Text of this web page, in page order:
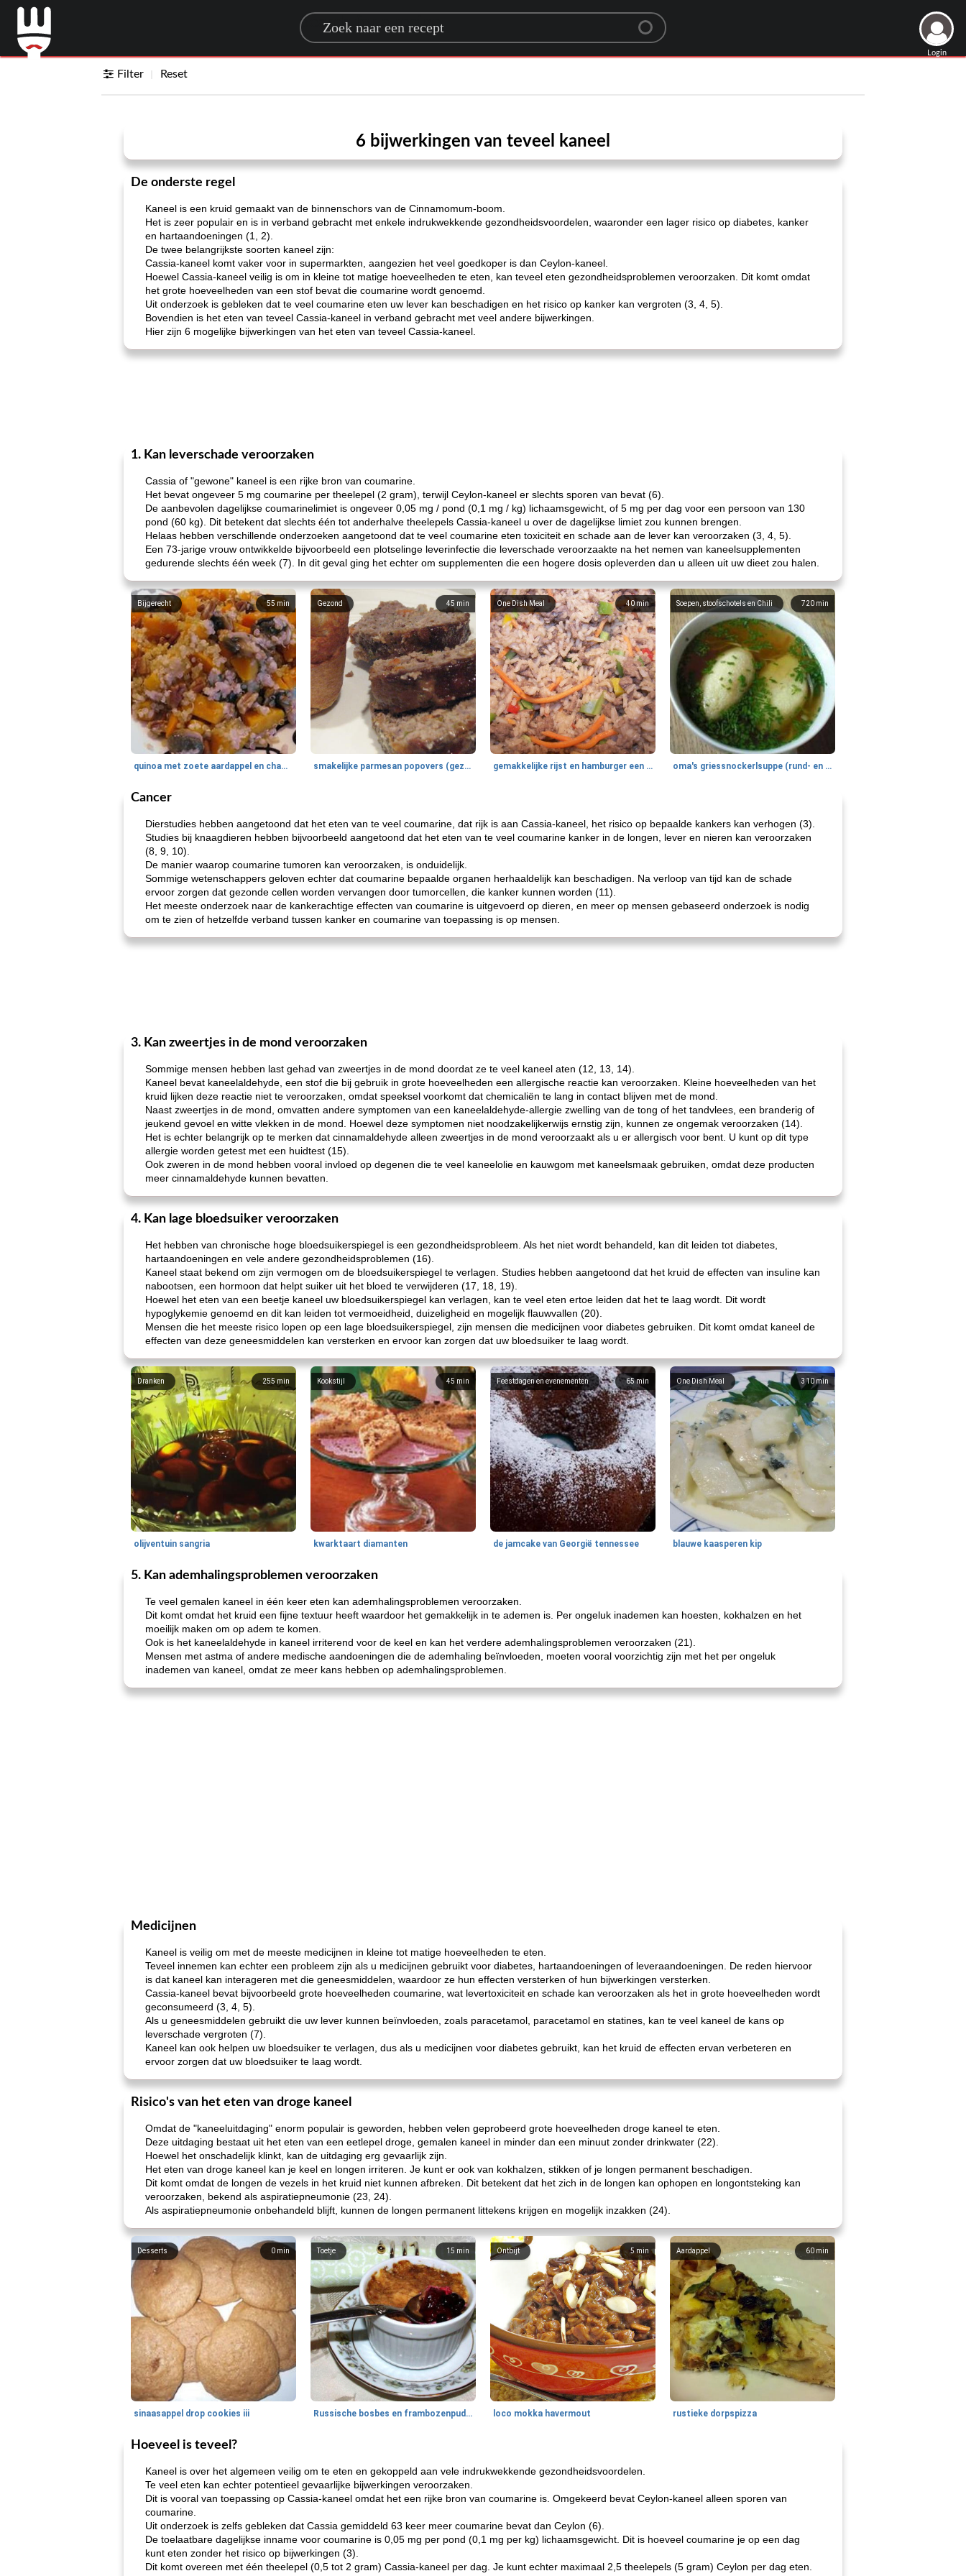
Search for a recipe
Login
Filter Reset
6 bijwerkingen van teveel kaneel
De onderste regel
Kaneel is een kruid gemaakt van de binnenschors van de Cinnamomum-boom.
Het is zeer populair en is in verband gebracht met enkele indrukwekkende gezondheidsvoordelen, waaronder een lager risico op diabetes, kanker
en hartaandoeningen (1, 2).
De twee belangrijkste soorten kaneel zijn:
Cassia-kaneel komt vaker voor in supermarkten, aangezien het veel goedkoper is dan Ceylon-kaneel.
Hoewel Cassia-kaneel veilig is om in kleine tot matige hoeveelheden te eten, kan teveel eten gezondheidsproblemen veroorzaken. Dit komt omdat
het grote hoeveelheden van een stof bevat die coumarine wordt genoemd.
Uit onderzoek is gebleken dat te veel coumarine eten uw lever kan beschadigen en het risico op kanker kan vergroten (3, 4, 5).
Bovendien is het eten van teveel Cassia-kaneel in verband gebracht met veel andere bijwerkingen.
Hier zijn 6 mogelijke bijwerkingen van het eten van teveel Cassia-kaneel.
1. Kan leverschade veroorzaken
Cassia of "gewone" kaneel is een rijke bron van coumarine.
Het bevat ongeveer 5 mg coumarine per theelepel (2 gram), terwijl Ceylon-kaneel er slechts sporen van bevat (6).
De aanbevolen dagelijkse coumarinelimiet is ongeveer 0,05 mg / pond (0,1 mg / kg) lichaamsgewicht, of 5 mg per dag voor een persoon van 130
pond (60 kg). Dit betekent dat slechts één tot anderhalve theelepels Cassia-kaneel u over de dagelijkse limiet zou kunnen brengen.
Helaas hebben verschillende onderzoeken aangetoond dat te veel coumarine eten toxiciteit en schade aan de lever kan veroorzaken (3, 4, 5).
Een 73-jarige vrouw ontwikkelde bijvoorbeeld een plotselinge leverinfectie die leverschade veroorzaakte na het nemen van kaneelsupplementen
gedurende slechts één week (7). In dit geval ging het echter om supplementen die een hogere dosis opleverden dan u alleen uit uw dieet zou halen.
55 min
Bijgerecht
quinoa met zoete aardappel en champignons
45 min
Gezond
smakelijke parmesan popovers (gezonder!)
40min
One Dish Meal
gemakkelijke rijst en hamburger een gerecht diner
720 min
Soepen, stoofschotels en Chili
oma's griessnockerlsuppe (rund- en griesmeelknoedelsoep)
Cancer
Dierstudies hebben aangetoond dat het eten van te veel coumarine, dat rijk is aan Cassia-kaneel, het risico op bepaalde kankers kan verhogen (3).
Studies bij knaagdieren hebben bijvoorbeeld aangetoond dat het eten van te veel coumarine kanker in de longen, lever en nieren kan veroorzaken
(8, 9, 10).
De manier waarop coumarine tumoren kan veroorzaken, is onduidelijk.
Sommige wetenschappers geloven echter dat coumarine bepaalde organen herhaaldelijk kan beschadigen. Na verloop van tijd kan de schade
ervoor zorgen dat gezonde cellen worden vervangen door tumorcellen, die kanker kunnen worden (11).
Het meeste onderzoek naar de kankerachtige effecten van coumarine is uitgevoerd op dieren, en meer op mensen gebaseerd onderzoek is nodig
om te zien of hetzelfde verband tussen kanker en coumarine van toepassing is op mensen.
3. Kan zweertjes in de mond veroorzaken
Sommige mensen hebben last gehad van zweertjes in de mond doordat ze te veel kaneel aten (12, 13, 14).
Kaneel bevat kaneelaldehyde, een stof die bij gebruik in grote hoeveelheden een allergische reactie kan veroorzaken. Kleine hoeveelheden van het
kruid lijken deze reactie niet te veroorzaken, omdat speeksel voorkomt dat chemicaliën te lang in contact blijven met de mond.
Naast zweertjes in de mond, omvatten andere symptomen van een kaneelaldehyde-allergie zwelling van de tong of het tandvlees, een branderig of
jeukend gevoel en witte vlekken in de mond. Hoewel deze symptomen niet noodzakelijkerwijs ernstig zijn, kunnen ze ongemak veroorzaken (14).
Het is echter belangrijk op te merken dat cinnamaldehyde alleen zweertjes in de mond veroorzaakt als u er allergisch voor bent. U kunt op dit type
allergie worden getest met een huidtest (15).
Ook zweren in de mond hebben vooral invloed op degenen die te veel kaneelolie en kauwgom met kaneelsmaak gebruiken, omdat deze producten
meer cinnamaldehyde kunnen bevatten.
4. Kan lage bloedsuiker veroorzaken
Het hebben van chronische hoge bloedsuikerspiegel is een gezondheidsprobleem. Als het niet wordt behandeld, kan dit leiden tot diabetes,
hartaandoeningen en vele andere gezondheidsproblemen (16).
Kaneel staat bekend om zijn vermogen om de bloedsuikerspiegel te verlagen. Studies hebben aangetoond dat het kruid de effecten van insuline kan
nabootsen, een hormoon dat helpt suiker uit het bloed te verwijderen (17, 18, 19).
Hoewel het eten van een beetje kaneel uw bloedsuikerspiegel kan verlagen, kan te veel eten ertoe leiden dat het te laag wordt. Dit wordt
hypoglykemie genoemd en dit kan leiden tot vermoeidheid, duizeligheid en mogelijk flauwvallen (20).
Mensen die het meeste risico lopen op een lage bloedsuikerspiegel, zijn mensen die medicijnen voor diabetes gebruiken. Dit komt omdat kaneel de
effecten van deze geneesmiddelen kan versterken en ervoor kan zorgen dat uw bloedsuiker te laag wordt.
255 min
Dranken
olijventuin sangria
45 min
Kookstijl
kwarktaart diamanten
65min
Feestdagen en evenementen
de jamcake van Georgië tennessee
310 min
One Dish Meal
blauwe kaasperen kip
5. Kan ademhalingsproblemen veroorzaken
Te veel gemalen kaneel in één keer eten kan ademhalingsproblemen veroorzaken.
Dit komt omdat het kruid een fijne textuur heeft waardoor het gemakkelijk in te ademen is. Per ongeluk inademen kan hoesten, kokhalzen en het
moeilijk maken om op adem te komen.
Ook is het kaneelaldehyde in kaneel irriterend voor de keel en kan het verdere ademhalingsproblemen veroorzaken (21).
Mensen met astma of andere medische aandoeningen die de ademhaling beïnvloeden, moeten vooral voorzichtig zijn met het per ongeluk
inademen van kaneel, omdat ze meer kans hebben op ademhalingsproblemen.
Medicijnen
Kaneel is veilig om met de meeste medicijnen in kleine tot matige hoeveelheden te eten.
Teveel innemen kan echter een probleem zijn als u medicijnen gebruikt voor diabetes, hartaandoeningen of leveraandoeningen. De reden hiervoor
is dat kaneel kan interageren met die geneesmiddelen, waardoor ze hun effecten versterken of hun bijwerkingen versterken.
Cassia-kaneel bevat bijvoorbeeld grote hoeveelheden coumarine, wat levertoxiciteit en schade kan veroorzaken als het in grote hoeveelheden wordt
geconsumeerd (3, 4, 5).
Als u geneesmiddelen gebruikt die uw lever kunnen beïnvloeden, zoals paracetamol, paracetamol en statines, kan te veel kaneel de kans op
leverschade vergroten (7).
Kaneel kan ook helpen uw bloedsuiker te verlagen, dus als u medicijnen voor diabetes gebruikt, kan het kruid de effecten ervan verbeteren en
ervoor zorgen dat uw bloedsuiker te laag wordt.
Risico's van het eten van droge kaneel
Omdat de "kaneeluitdaging" enorm populair is geworden, hebben velen geprobeerd grote hoeveelheden droge kaneel te eten.
Deze uitdaging bestaat uit het eten van een eetlepel droge, gemalen kaneel in minder dan een minuut zonder drinkwater (22).
Hoewel het onschadelijk klinkt, kan de uitdaging erg gevaarlijk zijn.
Het eten van droge kaneel kan je keel en longen irriteren. Je kunt er ook van kokhalzen, stikken of je longen permanent beschadigen.
Dit komt omdat de longen de vezels in het kruid niet kunnen afbreken. Dit betekent dat het zich in de longen kan ophopen en longontsteking kan
veroorzaken, bekend als aspiratiepneumonie (23, 24).
Als aspiratiepneumonie onbehandeld blijft, kunnen de longen permanent littekens krijgen en mogelijk inzakken (24).
0 min
Desserts
sinaasappel drop cookies iii
15 min
Toetje
Russische bosbes en frambozenpudding
5min
Ontbijt
loco mokka havermout
60 min
Aardappel
rustieke dorpspizza
Hoeveel is teveel?
Kaneel is over het algemeen veilig om te eten en gekoppeld aan vele indrukwekkende gezondheidsvoordelen.
Te veel eten kan echter potentieel gevaarlijke bijwerkingen veroorzaken.
Dit is vooral van toepassing op Cassia-kaneel omdat het een rijke bron van coumarine is. Omgekeerd bevat Ceylon-kaneel alleen sporen van
coumarine.
Uit onderzoek is zelfs gebleken dat Cassia gemiddeld 63 keer meer coumarine bevat dan Ceylon (6).
De toelaatbare dagelijkse inname voor coumarine is 0,05 mg per pond (0,1 mg per kg) lichaamsgewicht. Dit is hoeveel coumarine je op een dag
kunt eten zonder het risico op bijwerkingen (3).
Dit komt overeen met één theelepel (0,5 tot 2 gram) Cassia-kaneel per dag. Je kunt echter maximaal 2,5 theelepels (5 gram) Ceylon per dag eten.